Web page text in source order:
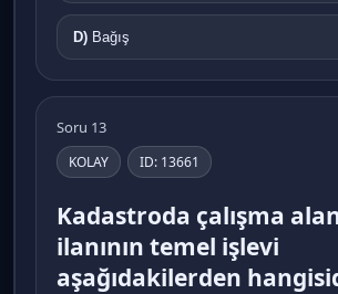
D) Bağış
Soru 13
KOLAY ID: 13661
Kadastroda çalışma
ilanının temel işlevi
aşağıdakilerden